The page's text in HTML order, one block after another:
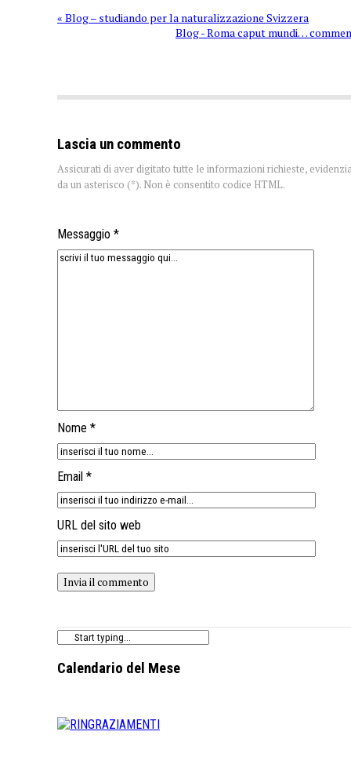
« Blog – studiando per la naturalizzazione Svizzera
Blog - Roma caput mundi…
Lascia un commento
Assicurati di aver digitato tutte le informazioni richieste,
da un asterisco (*). Non è consentito codice HTML.
Messaggio *
Nome *
Email *
URL del sito web
Calendario del Mese